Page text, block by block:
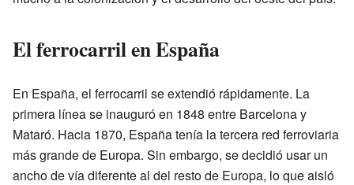
El ferrocarril en España
En España, el ferrocarril se extendió rápidamente. La
primera línea se inauguró en 1848 entre Barcelona y
Mataró. Hacia 1870, España tenía la tercera red ferroviaria
más grande de Europa. Sin embargo, se decidió usar un
ancho de vía diferente al del resto de Europa, lo que aisló